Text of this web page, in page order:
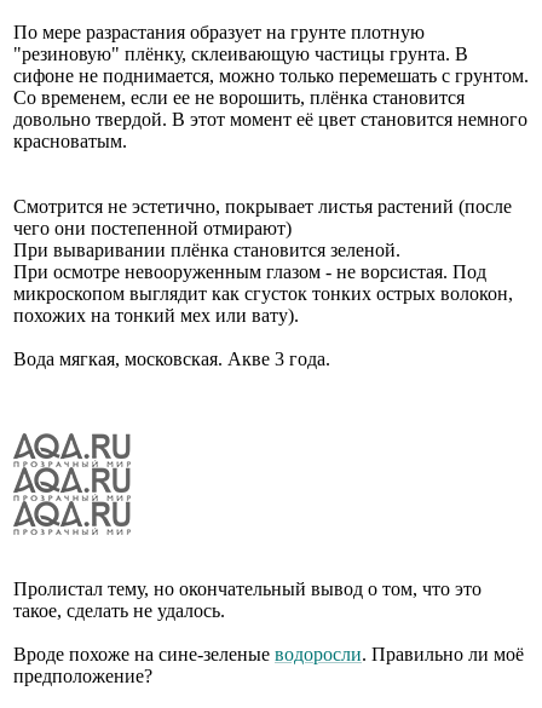
По мере разрастания образует на грунте плотную
"резиновую" плёнку, склеивающую частицы грунта. В
сифоне не поднимается, можно только перемешать с грунтом.
Со временем, если ее не ворошить, плёнка становится
довольно твердой. В этот момент её цвет становится немного
красноватым.
Смотрится не эстетично, покрывает листья растений (после
чего они постепенной отмирают)
При вываривании плёнка становится зеленой.
При осмотре невооруженным глазом - не ворсистая. Под
микроскопом выглядит как сгусток тонких острых волокон,
похожих на тонкий мех или вату).
Вода мягкая, московская. Акве 3 года.
Пролистал тему, но окончательный вывод о том, что это
такое, сделать не удалось.
Вроде похоже на сине-зеленые водоросли. Правильно ли моё
предположение?